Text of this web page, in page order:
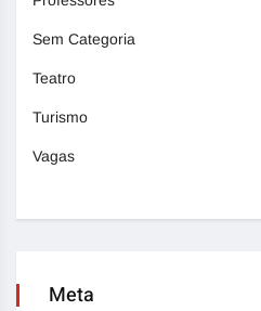
Sem Categoria
Teatro
Turismo
Vagas
Meta